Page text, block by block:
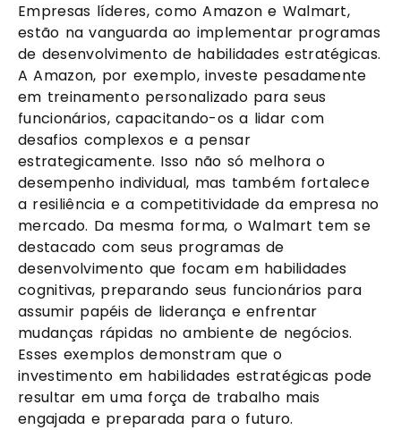
Empresas líderes, como Amazon e Walmart,
estão na vanguarda ao implementar programas
de desenvolvimento de habilidades estratégicas.
A Amazon, por exemplo, investe pesadamente
em treinamento personalizado para seus
funcionários, capacitando-os a lidar com
desafios complexos e a pensar
estrategicamente. Isso não só melhora o
desempenho individual, mas também fortalece
a resiliência e a competitividade da empresa no
mercado. Da mesma forma, o Walmart tem se
destacado com seus programas de
desenvolvimento que focam em habilidades
cognitivas, preparando seus funcionários para
assumir papéis de liderança e enfrentar
mudanças rápidas no ambiente de negócios.
Esses exemplos demonstram que o
investimento em habilidades estratégicas pode
resultar em uma força de trabalho mais
engajada e preparada para o futuro.